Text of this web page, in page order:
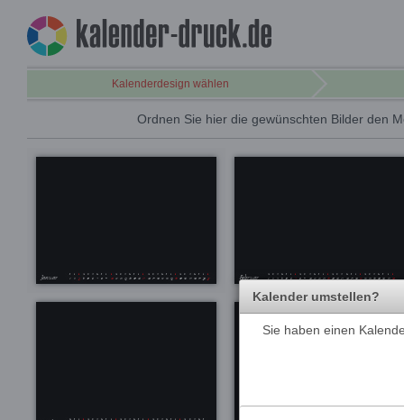
Kalenderdesign wählen
Ordnen Sie hier die gewünschten Bilder den
Kalender umstellen?
Sie haben einen